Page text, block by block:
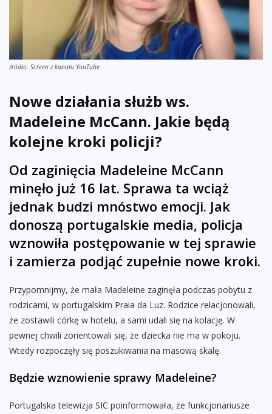
źródło: Screen z kanału YouTube
Nowe działania służb ws.
Madeleine McCann. Jakie będą
kolejne kroki policji?
Od zaginięcia Madeleine McCann
minęło już 16 lat. Sprawa ta wciąż
jednak budzi mnóstwo emocji. Jak
donoszą portugalskie media, policja
wznowiła postępowanie w tej sprawie
i zamierza podjąć zupełnie nowe kroki.
Przypomnijmy, że mała Madeleine zaginęła podczas pobytu z
rodzicami, w portugalskim Praia da Luz. Rodzice relacjonowali,
że zostawili córkę w hotelu, a sami udali się na kolację. W
pewnej chwili zorientowali się, że dziecka nie ma w pokoju.
Wtedy rozpoczęły się poszukiwania na masową skalę.
Będzie wznowienie sprawy Madeleine?
Portugalska telewizja SIC poinformowała, że funkcjonariusze